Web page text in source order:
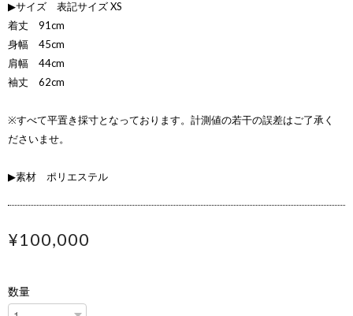
▶サイズ 表記サイズ XS
着丈 91cm
身幅 45cm
肩幅 44cm
袖丈 62cm
※すべて平置き採寸となっております。計測値の若干の誤差はご了承く
ださいませ。
▶素材 ポリエステル
¥100,000
数量